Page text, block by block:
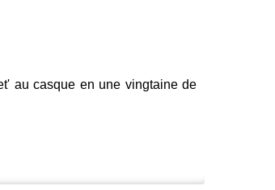
au casque en une vingtaine de